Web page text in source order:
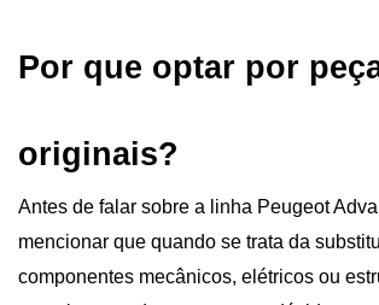
Por que optar por
originais?
Antes de falar sobre a linha Peugeot
mencionar que quando se trata da
componentes mecânicos, elétricos ou